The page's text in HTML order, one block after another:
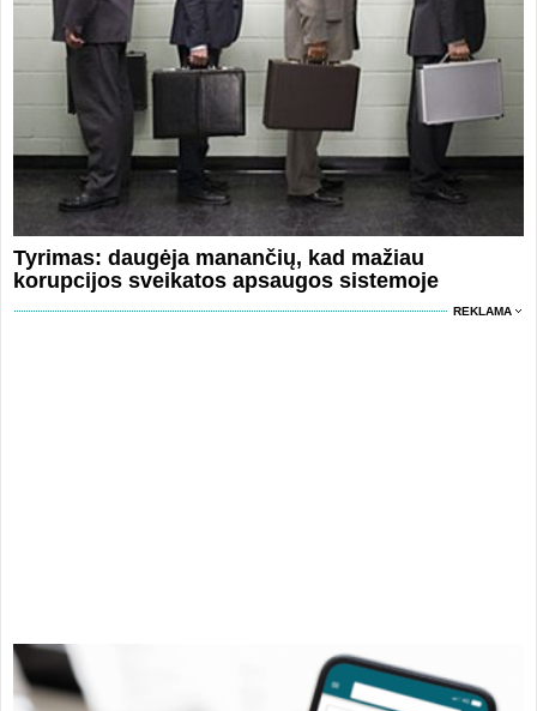
Tyrimas: daugėja manančių, kad mažiau
korupcijos sveikatos apsaugos sistemoje
REKLAMA